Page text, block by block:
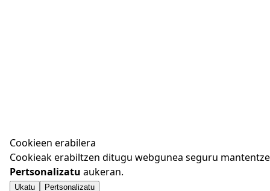
Cookieen erabilera
Cookieak erabiltzen ditugu webgunea seguru
Pertsonalizatu aukeran.
Ukatu Pertsonalizatu